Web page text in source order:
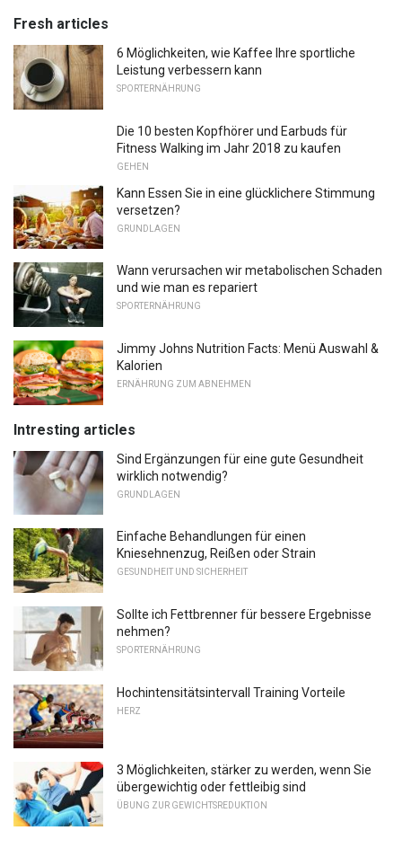
Fresh articles
6 Möglichkeiten, wie Kaffee Ihre sportliche
Leistung verbessern kann
SPORTERNÄHRUNG
Die 10 besten Kopfhörer und Earbuds für
Fitness Walking im Jahr 2018 zu kaufen
GEHEN
Kann Essen Sie in eine glücklichere Stimmung
versetzen?
GRUNDLAGEN
Wann verursachen wir metabolischen Schaden
und wie man es repariert
SPORTERNÄHRUNG
Jimmy Johns Nutrition Facts: Menü Auswahl &
Kalorien
ERNÄHRUNG ZUM ABNEHMEN
Intresting articles
Sind Ergänzungen für eine gute Gesundheit
wirklich notwendig?
GRUNDLAGEN
Einfache Behandlungen für einen
Kniesehnenzug, Reißen oder Strain
GESUNDHEIT UND SICHERHEIT
Sollte ich Fettbrenner für bessere Ergebnisse
nehmen?
SPORTERNÄHRUNG
Hochintensitätsintervall Training Vorteile
HERZ
3 Möglichkeiten, stärker zu werden, wenn Sie
übergewichtig oder fettleibig sind
ÜBUNG ZUR GEWICHTSREDUKTION